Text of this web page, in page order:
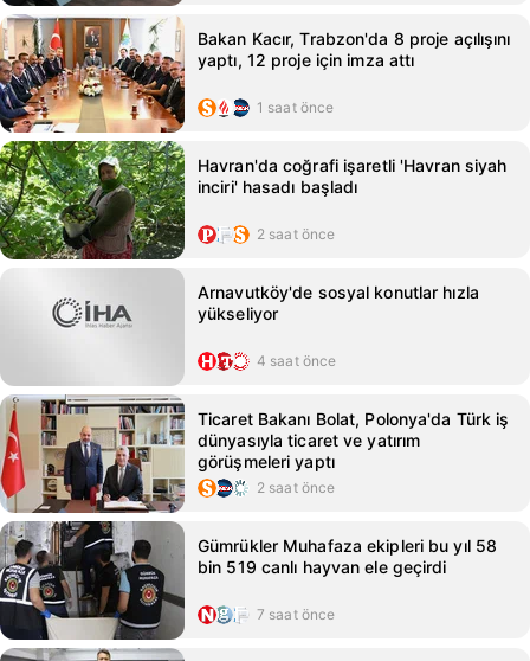
Bakan Kacır, Trabzon'da 8 proje açılışını
yaptı, 12 proje için imza attı
1 saat önce
Havran'da coğrafi işaretli 'Havran siyah
inciri' hasadı başladı
2 saat önce
Arnavutköy'de sosyal konutlar hızla
yükseliyor
4 saat önce
Ticaret Bakanı Bolat, Polonya'da Türk iş
dünyasıyla ticaret ve yatırım
görüşmeleri yaptı
2 saat önce
Gümrükler Muhafaza ekipleri bu yıl 58
bin 519 canlı hayvan ele geçirdi
7 saat önce